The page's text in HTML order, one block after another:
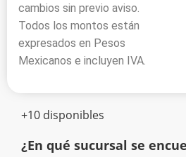
cambios sin previo aviso.
Todos los montos están
expresados en Pesos
Mexicanos e incluyen IVA.
+10 disponibles
¿En qué sucursal se